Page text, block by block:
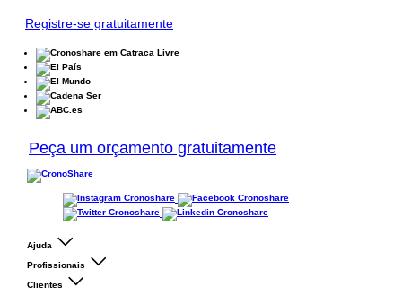
Registre-se gratuitamente
Peça um orçamento gratuitamente
Ajuda
Profissionais
Clientes